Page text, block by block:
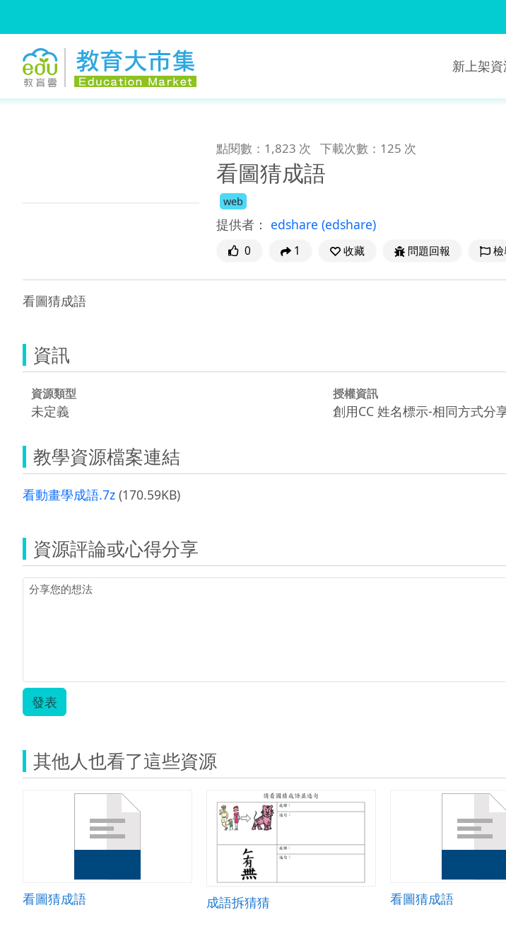
新上架
點閱數：1,823 次 下載次數：125 次
看圖猜成語
web
提供者： edshare (edshare)
0 1 收藏 問題回報
看圖猜成語
資訊
資源類型
未定義
授權資訊
創用CC 姓名標示-相同方式分
教學資源檔案連結
看動畫學成語.7z (170.59KB)
資源評論或心得分享
發表
其他人也看了這些資源
看圖猜成語 成語拆猜猜 看圖猜成語